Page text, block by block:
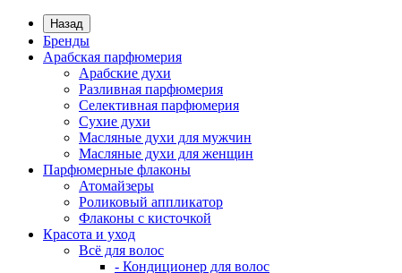
Назад
Бренды
Арабская парфюмерия
Арабские духи
Разливная парфюмерия
Селективная парфюмерия
Сухие духи
Масляные духи для мужчин
Масляные духи для женщин
Парфюмерные флаконы
Атомайзеры
Роликовый аппликатор
Флаконы с кисточкой
Красота и уход
Всё для волос
- Кондиционер для волос